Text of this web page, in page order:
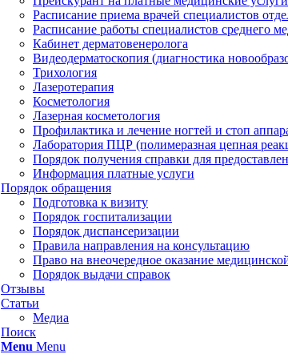
Расписание приема врачей специалистов
Расписание работы специалистов среднего
Кабинет дерматовенеролога
Видеодерматоскопия (диагностика
Трихология
Лазеротерапия
Косметология
Лазерная косметология
Профилактика и лечение ногтей и стоп
Лаборатория ПЦР (полимеразная цепная
Порядок получения справки для
Информация платные услуги
Порядок обращения
Подготовка к визиту
Порядок госпитализации
Порядок диспансеризации
Правила направления на консультацию
Право на внеочередное оказание
Порядок выдачи справок
Отзывы
Статьи
Медиа
Поиск
Menu Menu